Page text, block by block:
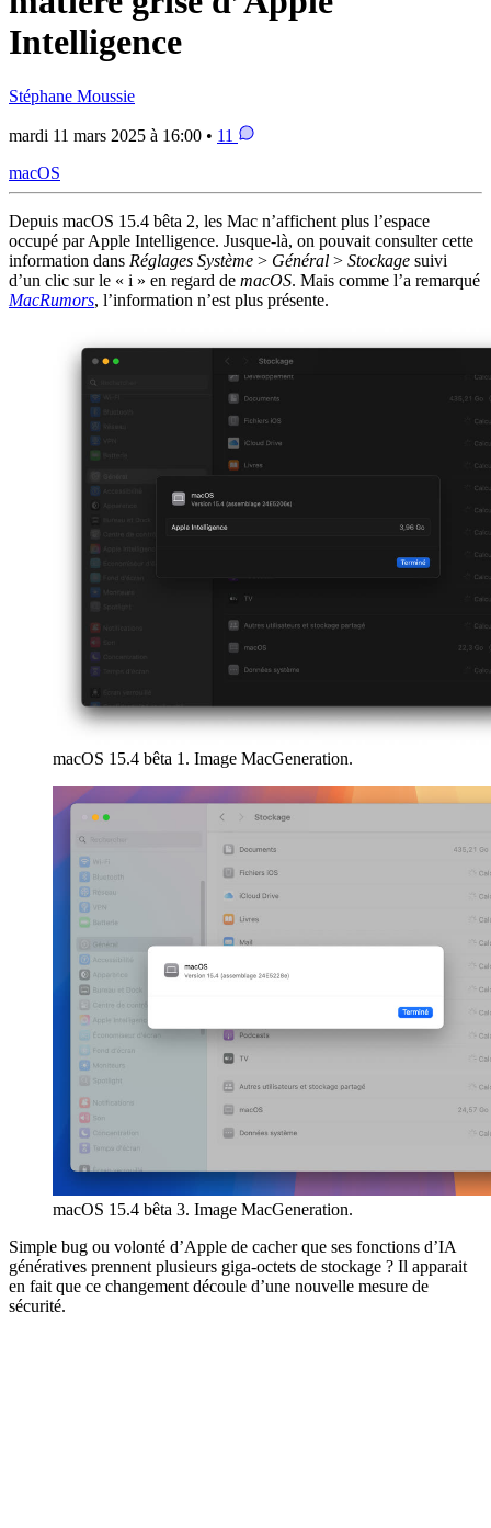
Intelligence
Stéphane Moussie
mardi 11 mars 2025 à 16:00 • 11
macOS
Depuis macOS 15.4 bêta 2, les Mac n’affichent plus l’espace
occupé par Apple Intelligence. Jusque-là, on pouvait consulter cette
information dans Réglages Système > Général > Stockage suivi
d’un clic sur le « i » en regard de macOS. Mais comme l’a remarqué
MacRumors, l’information n’est plus présente.
macOS 15.4 bêta 1. Image MacGeneration.
macOS 15.4 bêta 3. Image MacGeneration.
Simple bug ou volonté d’Apple de cacher que ses fonctions d’IA
génératives prennent plusieurs giga-octets de stockage ? Il apparait
en fait que ce changement découle d’une nouvelle mesure de
sécurité.